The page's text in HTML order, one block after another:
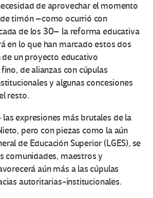
de aprovechar el momento
timón –como ocurrió con
de los 30– la reforma educativa
en lo que han marcado estos dos
de un proyecto educativo
de alianzas con cúpulas
y algunas concesiones
resto.
expresiones más brutales de la
pero con piezas como la aún
de Educación Superior (LGES), se
comunidades, maestros y
aún más a las cúpulas
autoritarias-institucionales.